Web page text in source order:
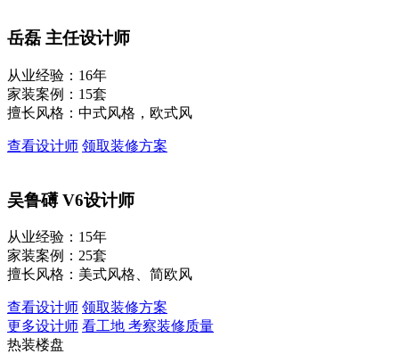
岳磊 主任设计师
从业经验：16年
家装案例：15套
擅长风格：中式风格，欧式风
查看设计师 领取装修方案
吴鲁礡V6设计师
从业经验：15年
家装案例：25套
擅长风格：美式风格、简欧风
查看设计师 领取装修方案
更多设计师 看工地 考察装修质量
热装楼盘